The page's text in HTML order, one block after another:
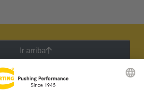
Ir arriba